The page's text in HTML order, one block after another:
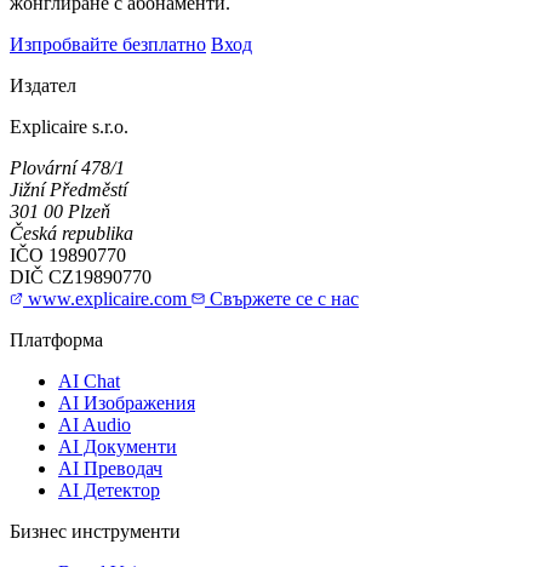
Изпробвайте безплатно Вход
Издател
Explicaire s.r.o.
Plovární 478/1
Jižní Předměstí
301 00 Plzeň
Česká republika
IČO 19890770
DIČ CZ19890770
www.explicaire.com
Свържете се с нас
Платформа
AI Chat
AI Изображения
AI Audio
AI Документи
AI Преводач
AI Детектор
Бизнес инструменти